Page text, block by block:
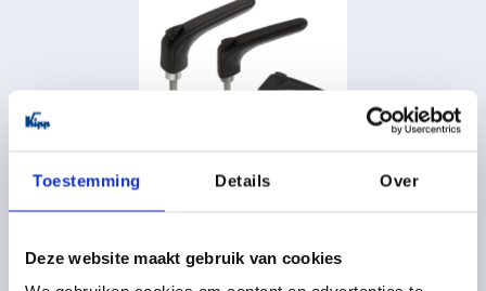
Toestemming Details Over
Deze website maakt gebruik van cookies
schroefdraad, schroefdraadinsert staal blauw
vanaf 7,74 €
excl. BTW